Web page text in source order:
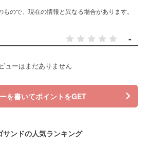
ので、現在の情報と異なる場合があります。
-
ューはまだありません
を書いてポイントをGET
サンドの人気ランキング